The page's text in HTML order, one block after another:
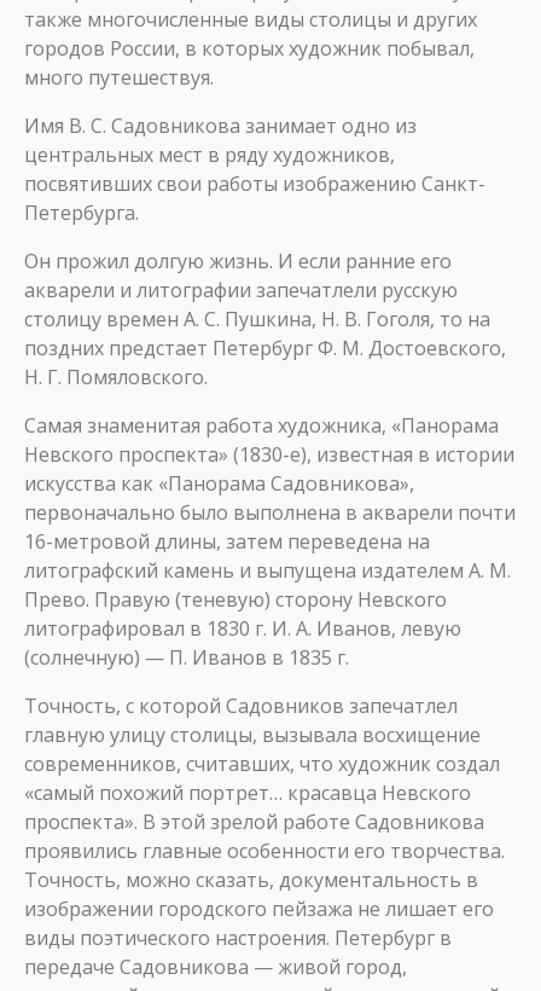
также многочисленные виды столицы и других
городов России, в которых художник побывал,
много путешествуя.
Имя В. С. Садовникова занимает одно из
центральных мест в ряду художников,
посвятивших свои работы изображению Санкт-
Петербурга.
Он прожил долгую жизнь. И если ранние его
акварели и литографии запечатлели русскую
столицу времен А. С. Пушкина, Н. В. Гоголя, то на
поздних предстает Петербург Ф. М. Достоевского,
Н. Г. Помяловского.
Самая знаменитая работа художника, «Панорама
Невского проспекта» (1830-е), известная в истории
искусства как «Панорама Садовникова»,
первоначально было выполнена в акварели почти
16-метровой длины, затем переведена на
литографский камень и выпущена издателем А. М.
Прево. Правую (теневую) сторону Невского
литографировал в 1830 г. И. А. Иванов, левую
(солнечную) — П. Иванов в 1835 г.
Точность, с которой Садовников запечатлел
главную улицу столицы, вызывала восхищение
современников, считавших, что художник создал
«самый похожий портрет… красавца Невского
проспекта». В этой зрелой работе Садовникова
проявились главные особенности его творчества.
Точность, можно сказать, документальность в
изображении городского пейзажа не лишает его
виды поэтического настроения. Петербург в
передаче Садовникова — живой город,